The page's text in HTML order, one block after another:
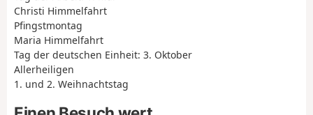
Christi Himmelfahrt
Pfingstmontag
Maria Himmelfahrt
Tag der deutschen Einheit: 3. Oktober
Allerheiligen
1. und 2. Weihnachtstag